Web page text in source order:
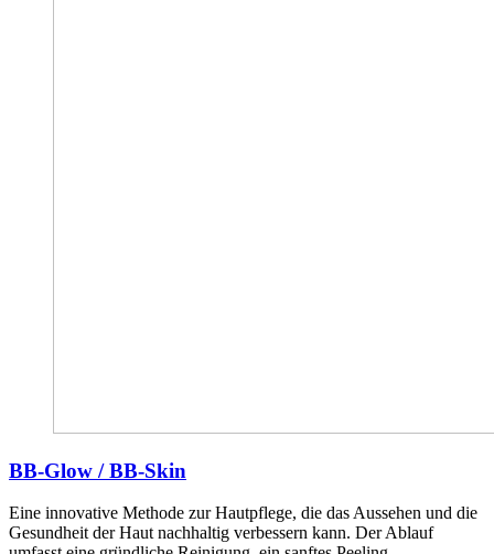
BB-Glow / BB-Skin
Eine innovative Methode zur Hautpflege, die das Aussehen und die
Gesundheit der Haut nachhaltig verbessern kann. Der Ablauf